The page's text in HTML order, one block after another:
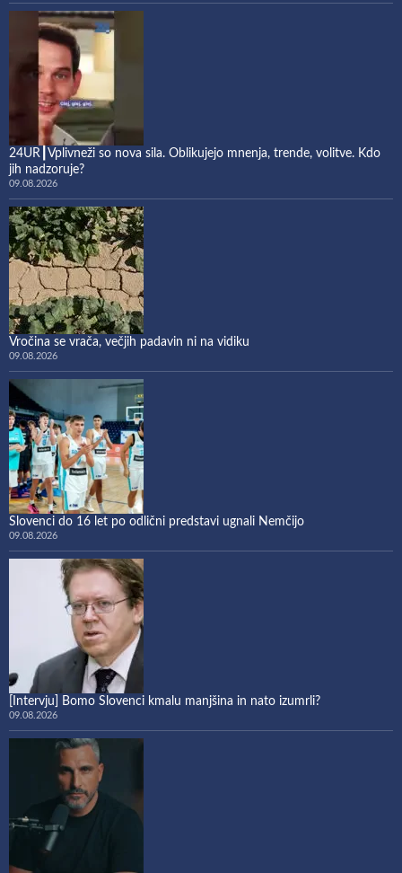
24UR┃Vplivneži so nova sila. Oblikujejo mnenja, trende, volitve. Kdo
jih nadzoruje?
09.08.2026
Vročina se vrača, večjih padavin ni na vidiku
09.08.2026
Slovenci do 16 let po odlični predstavi ugnali Nemčijo
09.08.2026
[Intervju] Bomo Slovenci kmalu manjšina in nato izumrli?
09.08.2026